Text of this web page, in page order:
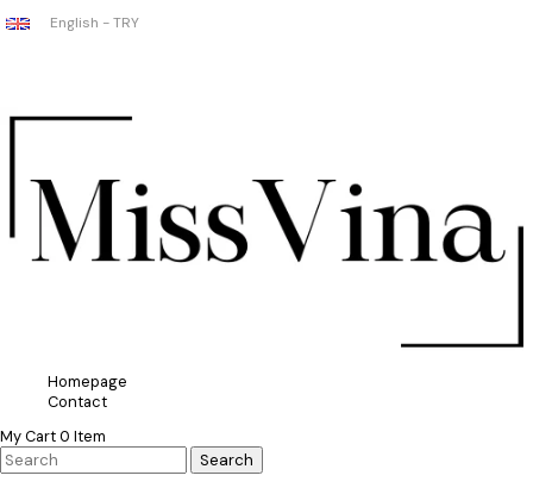
English - TRY
Homepage
Contact
My Cart0 Item